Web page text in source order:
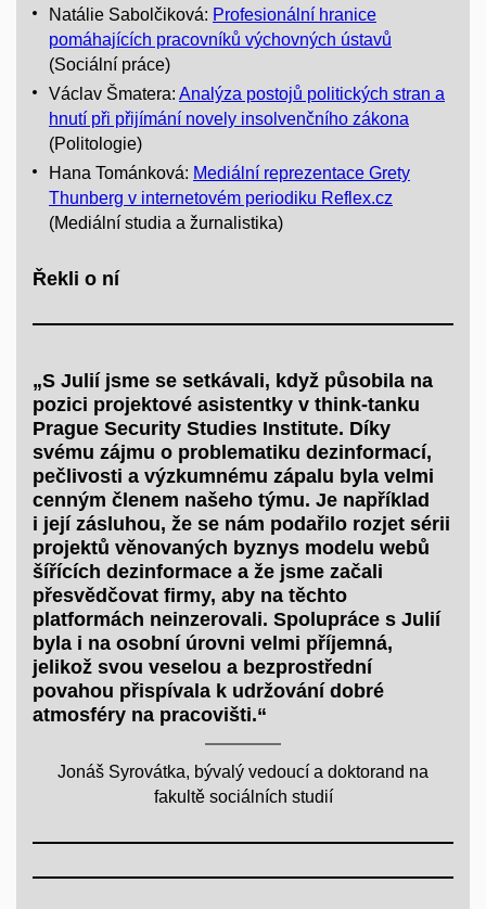
Natálie Sabolčiková: Profesionální hranice
pomáhajících pracovníků výchovných ústavů
(Sociální práce)
Václav Šmatera: Analýza postojů politických stran a
hnutí při přijímání novely insolvenčního zákona
(Politologie)
Hana Tománková: Mediální reprezentace Grety
Thunberg v internetovém periodiku Reflex.cz
(Mediální studia a žurnalistika)
Řekli o ní
„S Julií jsme se setkávali, když působila na
pozici projektové asistentky v think-tanku
Prague Security Studies Institute. Díky
svému zájmu o problematiku dezinformací,
pečlivosti a výzkumnému zápalu byla velmi
cenným členem našeho týmu. Je například
i její zásluhou, že se nám podařilo rozjet sérii
projektů věnovaných byznys modelu webů
šířících dezinformace a že jsme začali
přesvědčovat firmy, aby na těchto
platformách neinzerovali. Spolupráce s Julií
byla i na osobní úrovni velmi příjemná,
jelikož svou veselou a bezprostřední
povahou přispívala k udržování dobré
atmosféry na pracovišti.“
Jonáš Syrovátka, bývalý vedoucí a doktorand na
fakultě sociálních studií